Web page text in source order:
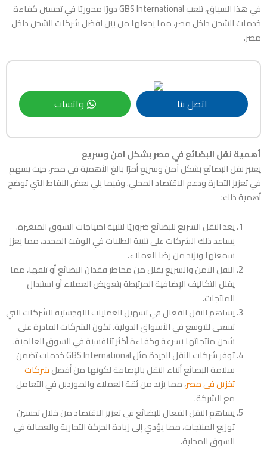
في هذا السياق، تلعب GBS International دورًا محوريًا في تحسين كفاءة
خدمات الشحن داخل مصر، مما يجعلها من بين افضل شركات الشحن داخل
مصر.
اتصل بنا واتساب
أهمية نقل البضائع في مصر بشكل آمن وسريع
يعتبر نقل البضائع بشكل آمن وسريع أمرًا بالغ الأهمية في مصر، حيث يسهم
في تعزيز التجارة ودعم الاقتصاد المحلي. وفيما يلي بعض النقاط التي توضح
أهمية ذلك:
يعد النقل السريع للبضائع ضروريًا لتلبية احتياجات السوق المتغيرة.
يساعد ذلك الشركات على تلبية الطلبات في الوقت المحدد، مما يعزز
سمعتها ويزيد من رضا العملاء.
النقل الآمن والسريع يقلل من مخاطر فقدان البضائع أو تلفها، مما
يقلل التكاليف الإضافية المرتبطة بتعويض العملاء أو استبدال
المنتجات.
يساهم النقل الفعال في تسهيل العمليات اللوجستية للشركات التي
تسعى للتوسع في الأسواق الدولية. تكون الشركات القادرة على
شحن منتجاتها بسرعة وكفاءة أكثر تنافسية في السوق العالمية.
توفر شركات النقل الجيدة مثل GBS International خدمات تضمن
سلامة البضائع أثناء النقل بالإضافة لكونها من أفضلشركات
تخزين فى مصر، مما يزيد من ثقة العملاء والموردين في التعامل
مع الشركة.
يساهم النقل الفعال للبضائع في تعزيز الاقتصاد من خلال تحسين
توزيع المنتجات، مما يؤدي إلى زيادة الحركة التجارية والعمالة في
السوق المحلية.